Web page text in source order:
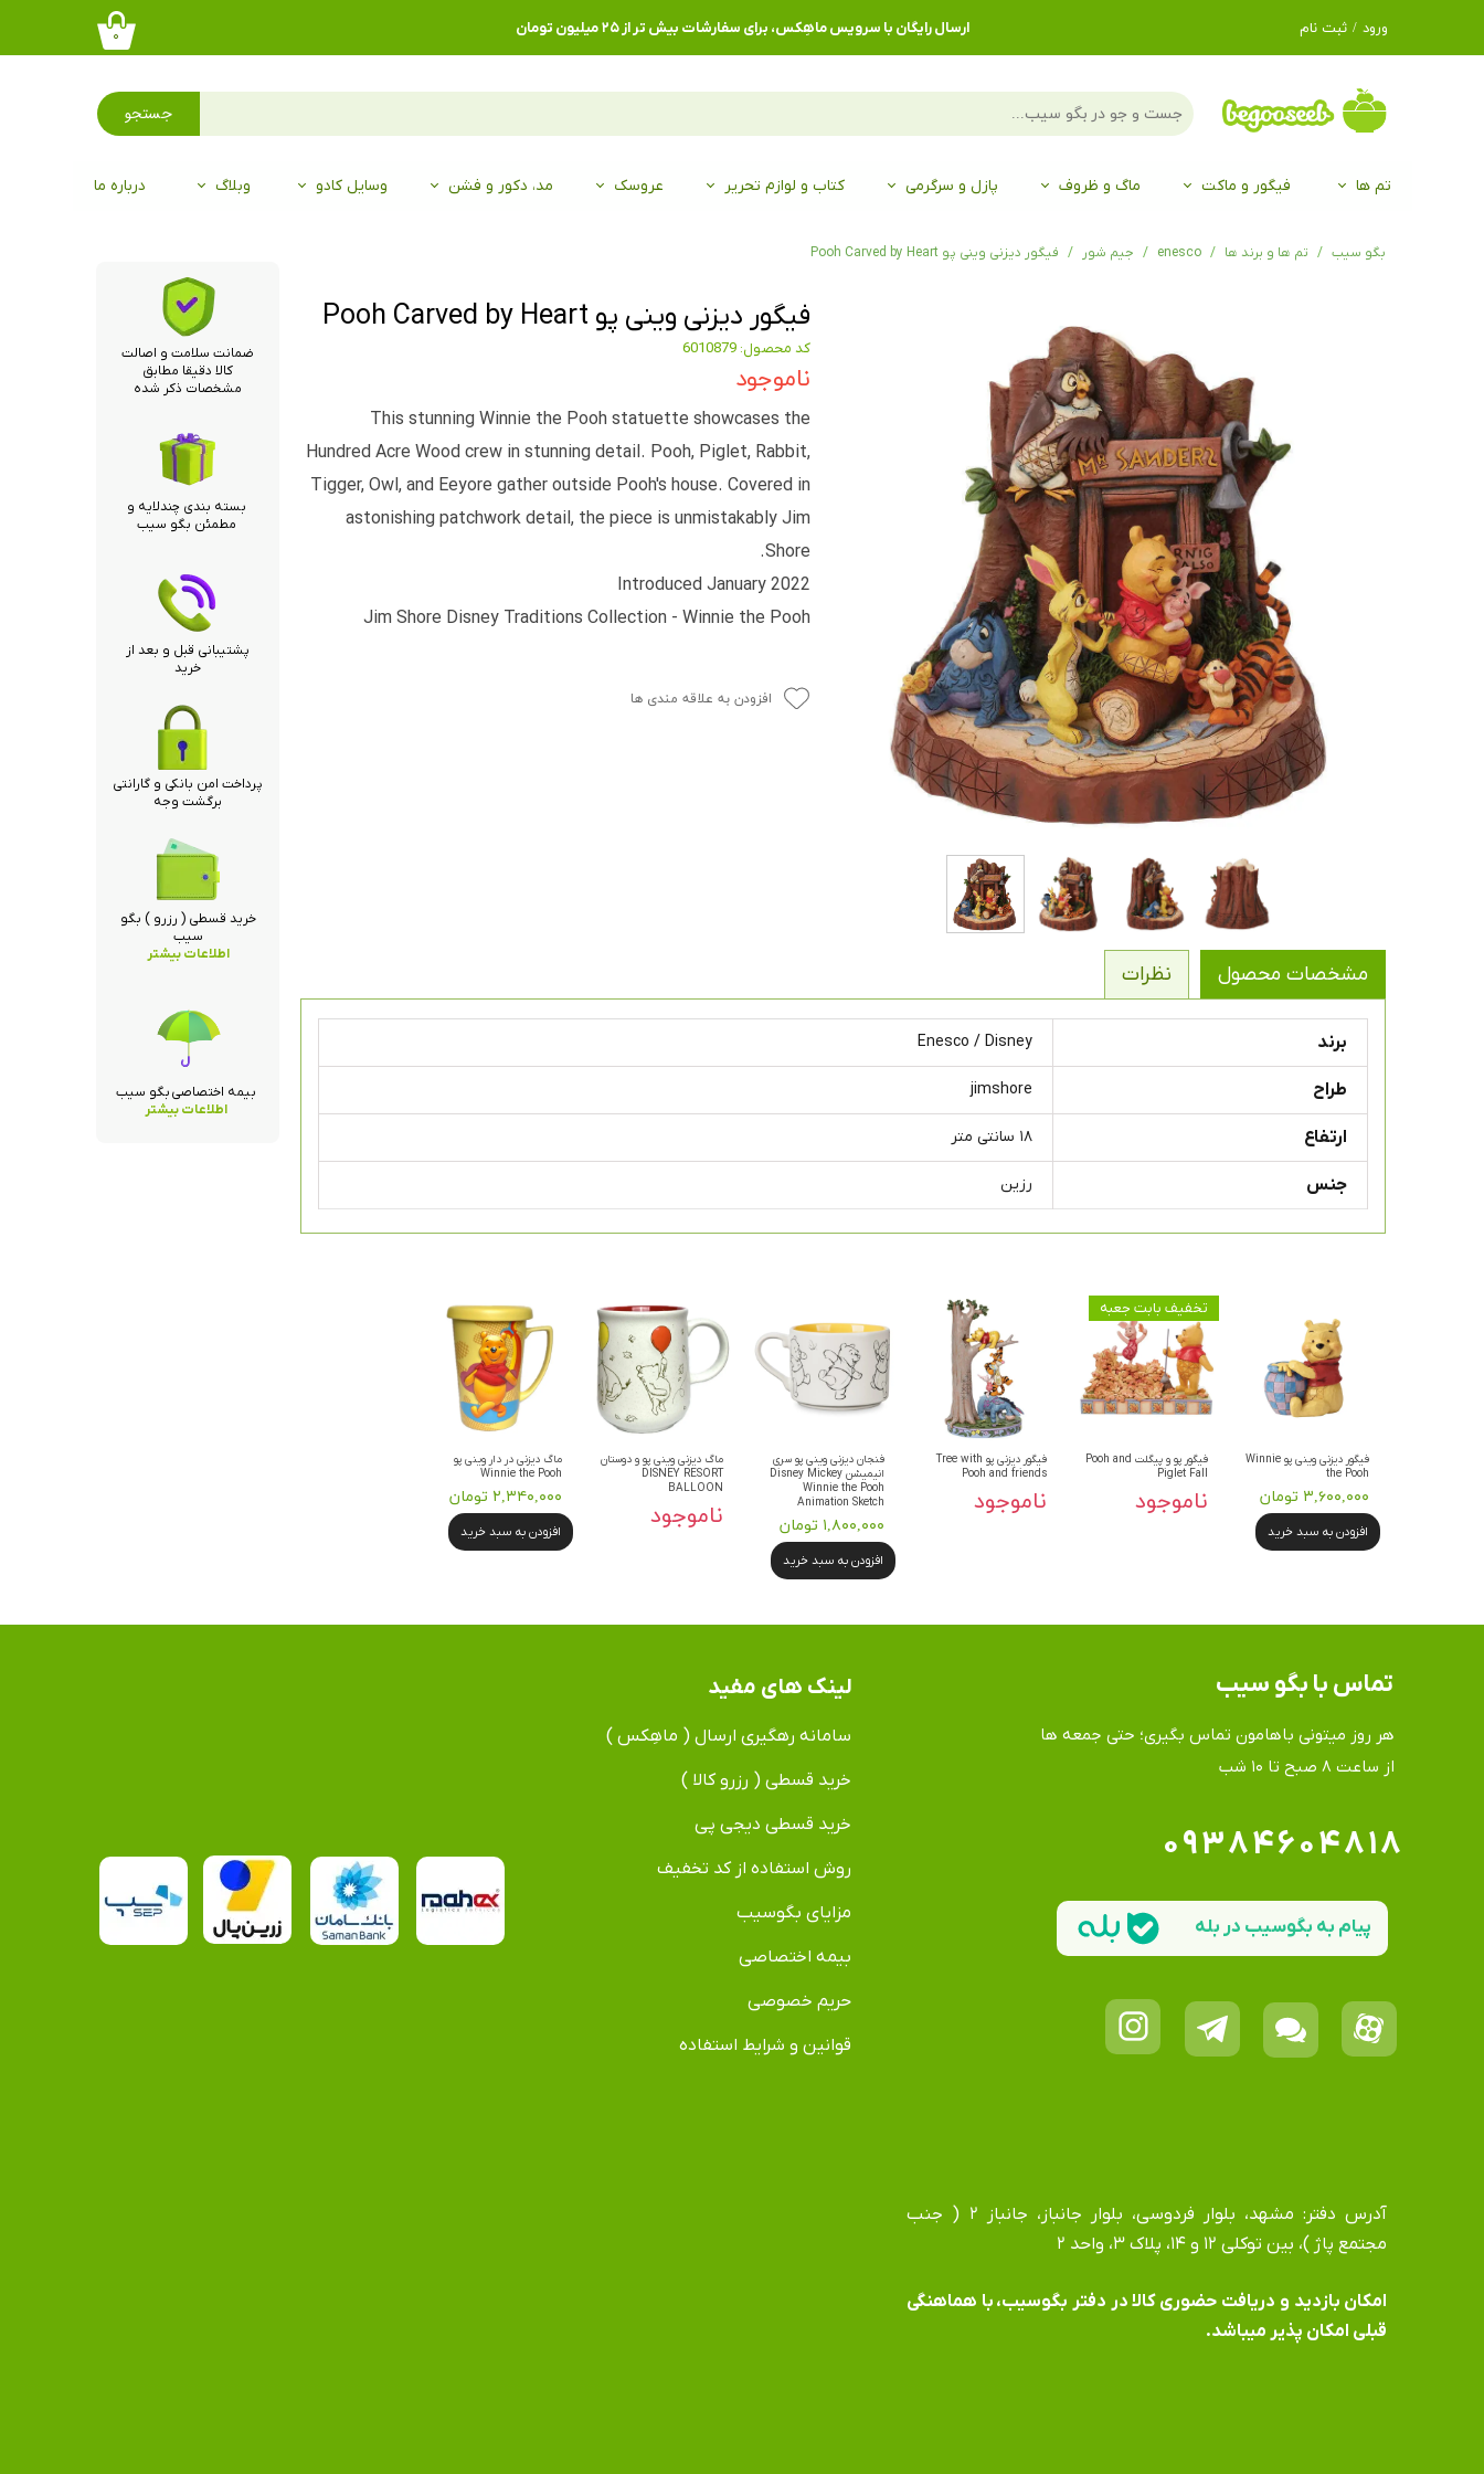
۰ ورود / ثبت نام
حساب کاربری من
تغییر گذر واژه
خروج از حساب
ارسال رایگان با سرویس ماهِکس، برای سفارشات بیش تر از ۲۵ میلیون تومان
جستجو
تم ها فیگور و ماکت ماگ و ظروف پازل و سرگرمی کتاب و لوازم تحریر عروسک مد، دکور و فشن وسایل کادو وبلاگ درباره ما
بگو سیب تم ها و برند ها enesco جیم شور فیگور دیزنی وینی پو Pooh Carved by Heart
فیگور دیزنی وینی پو Pooh Carved by Heart
کد محصول: 6010879
ناموجود
This stunning Winnie the Pooh statuette showcases the
Hundred Acre Wood crew in stunning detail. Pooh, Piglet, Rabbit,
Tigger, Owl, and Eeyore gather outside Pooh's house. Covered in
astonishing patchwork detail, the piece is unmistakably Jim
Shore.
Introduced January 2022
Jim Shore Disney Traditions Collection - Winnie the Pooh
افزودن به علاقه مندی ها
مشخصات محصول نظرات
برند Enesco / Disney
طراح jimshore
ارتفاع ۱۸ سانتی متر
جنس رزین
فیگور دیزنی وینی پو Winnie
the Pooh
۳,۶۰۰,۰۰۰ تومان
افزودن به سبد خرید
فیگور پو و پیگلت Pooh and
Piglet Fall
ناموجود
تخفیف بابت جعبه
فیگور دیزنی پو Tree with
Pooh and friends
ناموجود
فنجان دیزنی وینی پو سری
انیمیشن Disney Mickey
Winnie the Pooh
Animation Sketch
۱,۸۰۰,۰۰۰ تومان
افزودن به سبد خرید
ماگ دیزنی وینی پو و دوستان
DISNEY RESORT
BALLOON
ناموجود
ماگ دیزنی در دار وینی پو
Winnie the Pooh
۲,۳۴۰,۰۰۰ تومان
افزودن به سبد خرید
ضمانت سلامت و اصالت
کالا دقیقا مطابق
مشخصات ذکر شده
بسته بندی چندلایه و
مطمئن بگو سیب
پشتیبانی قبل و بعد از
خرید
خرید قسطی ( رزرو ) بگو
سیب
اطلاعات بیشتر
پرداخت امن بانکی و گارانتی
برگشت وجه
بیمه اختصاصی بگو سیب
اطلاعات بیشتر
هر روز میتونی باهامون تماس بگیری؛ حتی جمعه ها
​​​​​​​از ساعت ۸ صبح تا ۱۰ شب
تماس​​​​​​​ با بگو سیب لینک های مفید
سامانه رهگیری ارسال ( ماهِکس )
خرید قسطی ( رزرو کالا )
خرید قسطی دیجی پی
روش استفاده از کد تخفیف
مزایای بگوسیب
بیمه اختصاصی
حریم خصوصی
قوانین و شرایط استفاده
۰۹۳۸۴۶۰۴۸۱۸
آدرس دفتر: مشهد، بلوار فردوسی، بلوار جانباز، جانباز ۲ ( جنب
مجتمع پاژ )، بین توکلی ۱۲ و ۱۴، پلاک ۳، واحد ۲
​​​​​​​امکان بازدید و دریافت حضوری کالا در دفتر بگوسیب، با هماهنگی
قبلی امکان پذیر میباشد.
پیام به بگوسیب در بله